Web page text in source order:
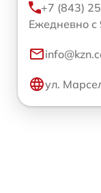
+7 (843)
Ежедневно с
ул.